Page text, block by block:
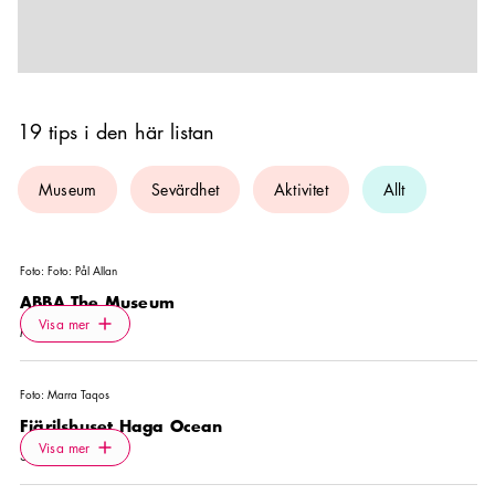
19 tips i den här listan
Museum Sevärdhet Aktivitet Allt
Foto: Foto: Pål Allan
ABBA The Museum
MUSEUM
Visa mer Icon.plusAltText
Visa mer
Foto: Marra Taqos
Fjärilshuset Haga Ocean
SEVÄRDHET
Visa mer Icon.plusAltText
Visa mer